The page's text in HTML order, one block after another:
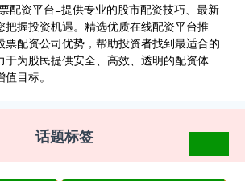
配资平台=提供专业的股市配资技巧、最新
把握投资机遇。精选优质在线配资平台推
票配资公司优势，帮助投资者找到最适合的
于为股民提供安全、高效、透明的配资体
目标。
话题标签